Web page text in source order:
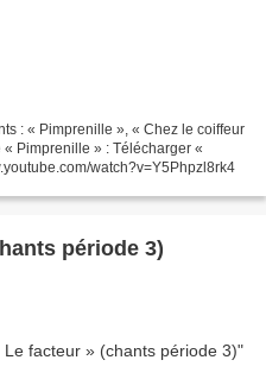
: « Pimprenille », « Chez le coiffeur
Pimprenille » : Télécharger «
watch?v=Y5Phpzl8rk4
période 3)